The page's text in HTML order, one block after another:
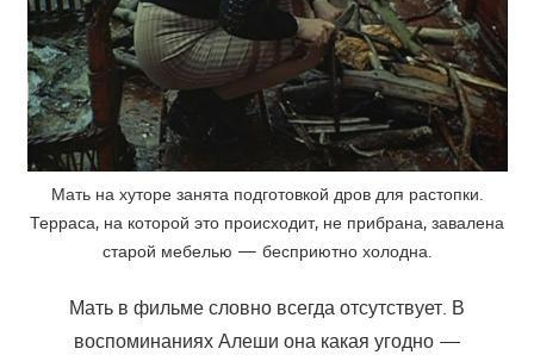
Мать на хуторе занята подготовкой дров для растопки.
Терраса, на которой это происходит, не прибрана, завалена
старой мебелью — бесприютно холодна.
Мать в фильме словно всегда отсутствует. В
воспоминаниях Алеши она какая угодно —